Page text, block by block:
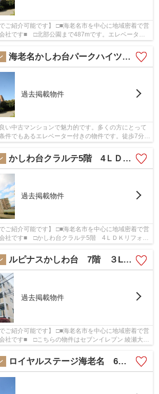
ご紹介可能です】 □■海老名市を中心に地域密着で営
社です■ □北部公園まで487mです。エレベーター
海老名かしわ台パークハイツ 2階 ３LDK リフォーム済み
過去掲載物件
い中古マンションで魅力的です。多くの方にとって
件でもあるエレベーター付きの物件です。徒歩7分圏
かしわ台クラルテ5階 4ＬＤＫリフォーム済みマンション【仲介手数料無料】
過去掲載物件
ご紹介可能です】 □■海老名市を中心に地域密着で営
社です■ □かしわ台クラルテ5階 4ＬＤＫリフォー
仲介手数料無料】：相鉄本...
ルピナスかしわ台 7階 ３LDK リフォーム済み 【仲介手数料無料】
過去掲載物件
ご紹介可能です】 □■海老名市を中心に地域密着で営
社です■ □こちらの物件はセブンイレブン 綾瀬大上
ロイヤルステージ海老名 6階 3ＬＤＫリフォーム済み